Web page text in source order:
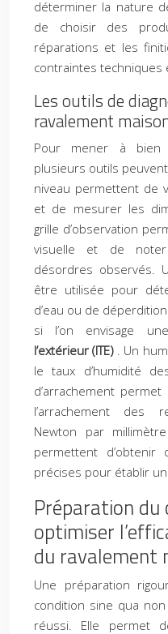
déterminer la nature
de choisir des
réparations et les
contraintes techniques
Les outils de
ravalement
Pour mener à bien
plusieurs outils
niveau permettent de
et de mesurer les
grille d’observation
visuelle et de
désordres observés.
être utilisée pour
d’eau ou de
si l’on envisage
l’extérieur (ITE) . Un
le taux d’humidité
d’arrachement
l’arrachement des
Newton par
permettent
précises pour établir
Préparation du
optimiser
du ravalement
Une préparation
condition sine qua
réussi. Elle permet